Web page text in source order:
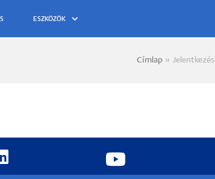
ESZKÖZÖK
Morzsa
Címlap Jelentkezés